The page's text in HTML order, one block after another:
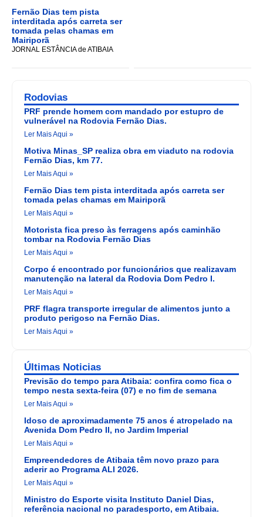
Fernão Dias tem pista
interditada após carreta ser
tomada pelas chamas em
Mairiporã
JORNAL ESTÂNCIA de ATIBAIA
Rodovias
PRF prende homem com mandado por estupro de
vulnerável na Rodovia Fernão Dias.
Ler Mais Aqui »
Motiva Minas_SP realiza obra em viaduto na rodovia
Fernão Dias, km 77.
Ler Mais Aqui »
Fernão Dias tem pista interditada após carreta ser
tomada pelas chamas em Mairiporã
Ler Mais Aqui »
Motorista fica preso às ferragens após caminhão
tombar na Rodovia Fernão Dias
Ler Mais Aqui »
Corpo é encontrado por funcionários que realizavam
manutenção na lateral da Rodovia Dom Pedro I.
Ler Mais Aqui »
PRF flagra transporte irregular de alimentos junto a
produto perigoso na Fernão Dias.
Ler Mais Aqui »
Últimas Noticias
Previsão do tempo para Atibaia: confira como fica o
tempo nesta sexta-feira (07) e no fim de semana
Ler Mais Aqui »
Idoso de aproximadamente 75 anos é atropelado na
Avenida Dom Pedro II, no Jardim Imperial
Ler Mais Aqui »
Empreendedores de Atibaia têm novo prazo para
aderir ao Programa ALI 2026.
Ler Mais Aqui »
Ministro do Esporte visita Instituto Daniel Dias,
referência nacional no paradesporto, em Atibaia.